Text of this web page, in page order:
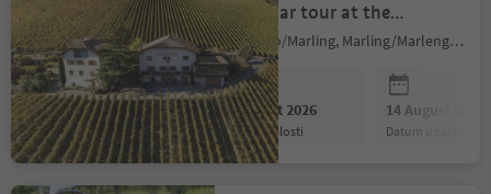
wine cellar tour at the
Plonerhof winery
Marlengo/Marling, Marling/Marlengo, Meran/Merano and environs
07 August 2026
datum události
14 August 2026
datum události